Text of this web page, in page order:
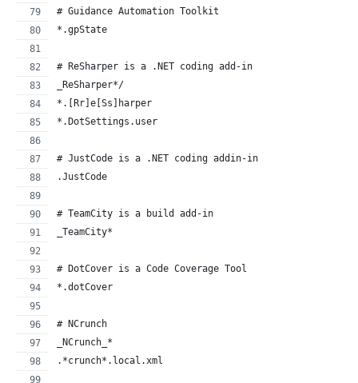
# Guidance Automation Toolkit
*.gpState
# ReSharper is a .NET coding add-in
_ReSharper*/
*.[Rr]e[Ss]harper
*.DotSettings.user
# JustCode is a .NET coding addin-in
.JustCode
# TeamCity is a build add-in
_TeamCity*
# DotCover is a Code Coverage Tool
*.dotCover
# NCrunch
_NCrunch_*
.*crunch*.local.xml